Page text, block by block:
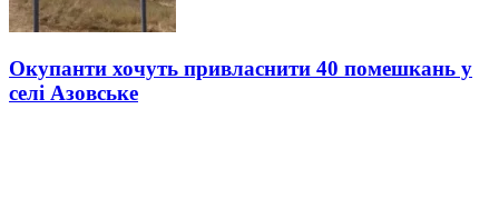
Окупанти хочуть привласнити 40 помешкань у
селі Азовське